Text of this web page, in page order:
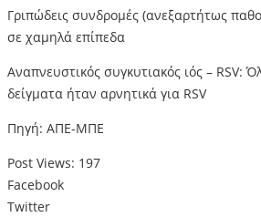
Γριπώδεις συνδρομές (ανεξαρτήτως
σε χαμηλά επίπεδα
Αναπνευστικός συγκυτιακός ιός – RSV:
δείγματα ήταν αρνητικά για RSV
Πηγή: ΑΠΕ-ΜΠΕ
Post Views: 197
Facebook
Twitter